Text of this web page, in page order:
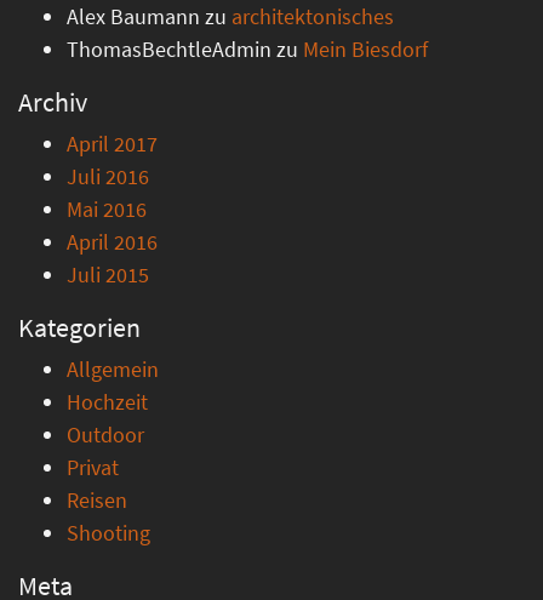
Alex Baumann zu architektonisches
ThomasBechtleAdmin zu Mein Biesdorf
Archiv
April 2017
Juli 2016
Mai 2016
April 2016
Juli 2015
Kategorien
Allgemein
Hochzeit
Outdoor
Privat
Reisen
Shooting
Meta